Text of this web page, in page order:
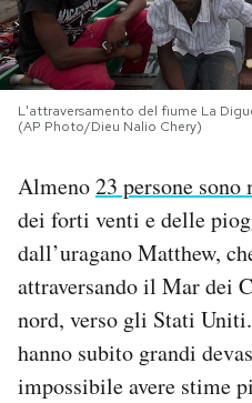
I MIEI PREFERITI
SHOP
CALENDARIO
AREA PERSONALE
Area Personale
Newsletter
Notifiche mobile
L'attraversamento del fiume La
(AP Photo/Dieu Nalio Chery)
Almeno23 persone
dei forti venti e delle
dall’uragano Matthew,
attraversando il Mar dei
nord, verso gli Stati
hanno subito grandi
impossibile avere stime